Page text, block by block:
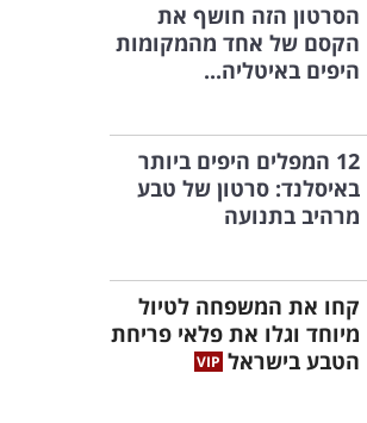
הסרטון הזה חושף את
הקסם של אחד מהמקומות
היפים באיטליה...
12 המפלים היפים ביותר
באיסלנד: סרטון של טבע
מרהיב בתנועה
קחו את המשפחה לטיול
מיוחד וגלו את פלאי פריחת
הטבע בישראל